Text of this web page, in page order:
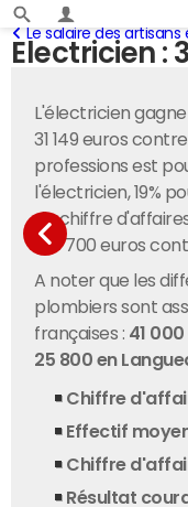
Electricien :
Le salaire des artisans
L'électricien
31 149 euros
professions est
l'électricien, 19%
de chiffre
164 700 euros
A noter que les
plombiers sont
françaises : 41
25 800 en
Chiffre
Effectif
Chiffre
Résultat